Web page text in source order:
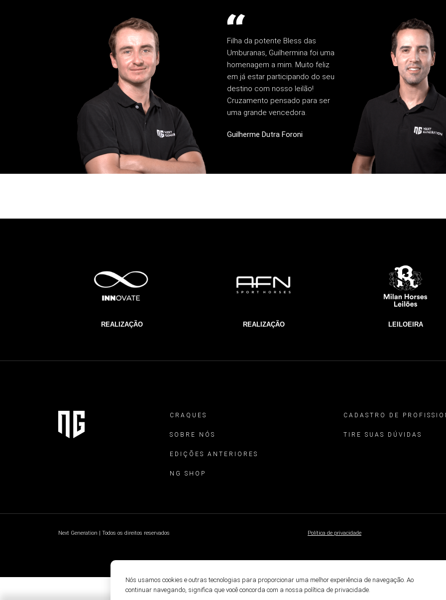
Filha da potente Bless das
Umburanas, Guilhermina foi uma
homenagem a mim. Muito feliz
em já estar participando do seu
destino com nosso leilão!
Cruzamento pensado para ser
uma grande vencedora.
Guilherme Dutra Foroni
REALIZAÇÃO REALIZAÇÃO LEILOEIRA
CRAQUES
SOBRE NÓS
EDIÇÕES ANTERIORES
NG SHOP
CADASTRO DE
TIRE SUAS DÚVIDAS
Next Generation | Todos os direitos reservados Política de privacidade
Nós usamos cookies e outras tecnologias para proporcionar uma melhor experiência de navegação. Ao
continuar navegando, significa que você concorda com a nossa política de privacidade.